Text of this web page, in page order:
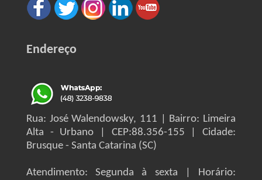
Endereço
Rua: José Walendowsky, 111 | Bairro: Limeira
Alta - Urbano | CEP:88.356-155 | Cidade:
Brusque - Santa Catarina (SC)
Atendimento: Segunda à sexta | Horário: